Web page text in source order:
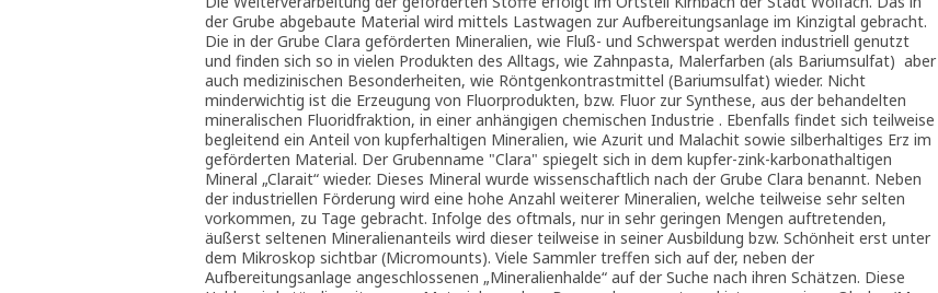
der Grube abgebaute Material wird mittels Lastwagen zur Aufbereitungsanlage im Kinzigtal gebracht.
Die in der Grube Clara geförderten Mineralien, wie Fluß- und Schwerspat werden industriell genutzt
und finden sich so in vielen Produkten des Alltags, wie Zahnpasta, Malerfarben (als Bariumsulfat) aber
auch medizinischen Besonderheiten, wie Röntgenkontrastmittel (Bariumsulfat) wieder. Nicht
minderwichtig ist die Erzeugung von Fluorprodukten, bzw. Fluor zur Synthese, aus der behandelten
mineralischen Fluoridfraktion, in einer anhängigen chemischen Industrie . Ebenfalls findet sich teilweise
begleitend ein Anteil von kupferhaltigen Mineralien, wie Azurit und Malachit sowie silberhaltiges Erz im
geförderten Material. Der Grubenname "Clara" spiegelt sich in dem kupfer-zink-karbonathaltigen
Mineral „Clarait“ wieder. Dieses Mineral wurde wissenschaftlich nach der Grube Clara benannt. Neben
der industriellen Förderung wird eine hohe Anzahl weiterer Mineralien, welche teilweise sehr selten
vorkommen, zu Tage gebracht. Infolge des oftmals, nur in sehr geringen Mengen auftretenden,
äußerst seltenen Mineralienanteils wird dieser teilweise in seiner Ausbildung bzw. Schönheit erst unter
dem Mikroskop sichtbar (Micromounts). Viele Sammler treffen sich auf der, neben der
Aufbereitungsanlage angeschlossenen „Mineralienhalde“ auf der Suche nach ihren Schätzen. Diese